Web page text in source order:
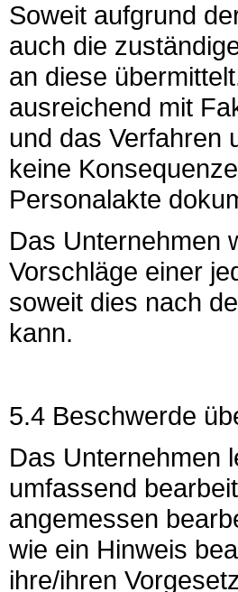
Soweit aufgrund
auch die
an diese
ausreichend mit
und das Verfahren
keine
Personalakte
Das Unternehmen
Vorschläge einer
soweit dies nach
kann.
5.4 Beschwerde
Das Unternehmen
umfassend
angemessen
wie ein Hinweis
ihre/ihren